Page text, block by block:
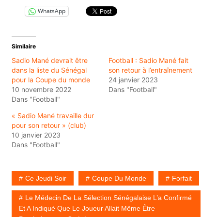
WhatsApp
Similaire
Sadio Mané devrait être
dans la liste du Sénégal
pour la Coupe du monde
10 novembre 2022
Dans "Football"
Football : Sadio Mané fait
son retour à l’entraînement
24 janvier 2023
Dans "Football"
« Sadio Mané travaille dur
pour son retour » (club)
10 janvier 2023
Dans "Football"
Ce Jeudi Soir Coupe Du Monde Forfait
Le Médecin De La Sélection Sénégalaise L’a Confirmé
Et A Indiqué Que Le Joueur Allait Même Être